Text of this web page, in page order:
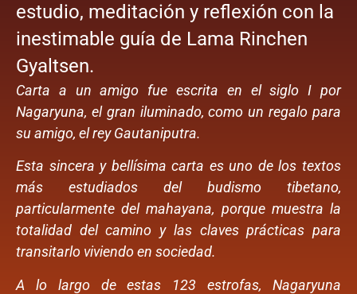
estudio, meditación y reflexión con la
inestimable guía de Lama Rinchen
Gyaltsen.
Carta a un amigo fue escrita en el siglo I por
Nagaryuna, el gran iluminado, como un regalo para
su amigo, el rey Gautaniputra.
Esta sincera y bellísima carta es uno de los textos
más estudiados del budismo tibetano,
particularmente del mahayana, porque muestra la
totalidad del camino y las claves prácticas para
transitarlo viviendo en sociedad.
A lo largo de estas 123 estrofas, Nagaryuna